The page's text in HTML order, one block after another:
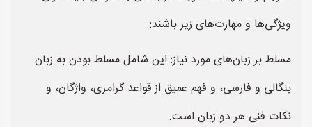
ویژگی‌ها و مهارت‌های زیر باشند:
مسلط بر زبان‌های مورد نیاز: این شامل مسلط بودن به زبان
بنگالی و فارسی، و فهم عمیق از قواعد گرامری، واژگان، و
نکات فنی هر دو زبان است.